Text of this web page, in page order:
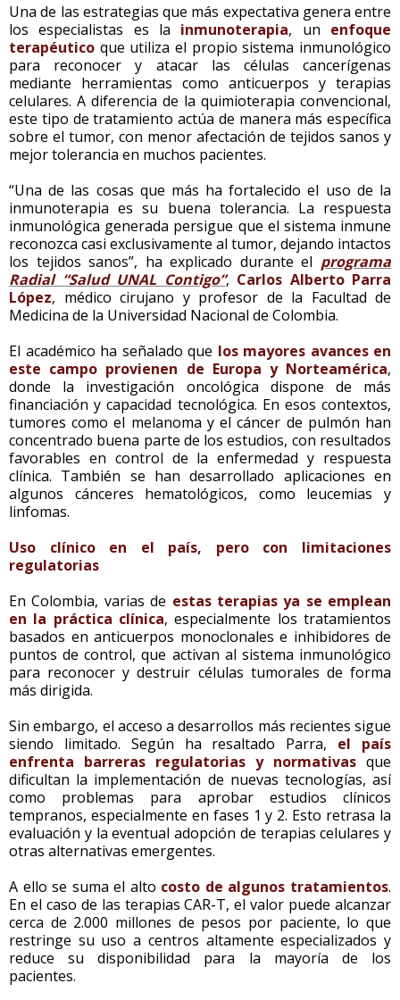
Una de las estrategias que más expectativa genera entre
los especialistas es la inmunoterapia, un enfoque
terapéutico que utiliza el propio sistema inmunológico
para reconocer y atacar las células cancerígenas
mediante herramientas como anticuerpos y terapias
celulares. A diferencia de la quimioterapia convencional,
este tipo de tratamiento actúa de manera más específica
sobre el tumor, con menor afectación de tejidos sanos y
mejor tolerancia en muchos pacientes.
“Una de las cosas que más ha fortalecido el uso de la
inmunoterapia es su buena tolerancia. La respuesta
inmunológica generada persigue que el sistema inmune
reconozca casi exclusivamente al tumor, dejando intactos
los tejidos sanos”, ha explicado durante el programa
Radial “Salud UNAL Contigo”, Carlos Alberto Parra
López, médico cirujano y profesor de la Facultad de
Medicina de la Universidad Nacional de Colombia.
El académico ha señalado que los mayores avances en
este campo provienen de Europa y Norteamérica,
donde la investigación oncológica dispone de más
financiación y capacidad tecnológica. En esos contextos,
tumores como el melanoma y el cáncer de pulmón han
concentrado buena parte de los estudios, con resultados
favorables en control de la enfermedad y respuesta
clínica. También se han desarrollado aplicaciones en
algunos cánceres hematológicos, como leucemias y
linfomas.
Uso clínico en el país, pero con limitaciones
regulatorias
En Colombia, varias de estas terapias ya se emplean
en la práctica clínica, especialmente los tratamientos
basados en anticuerpos monoclonales e inhibidores de
puntos de control, que activan al sistema inmunológico
para reconocer y destruir células tumorales de forma
más dirigida.
Sin embargo, el acceso a desarrollos más recientes sigue
siendo limitado. Según ha resaltado Parra, el país
enfrenta barreras regulatorias y normativas que
dificultan la implementación de nuevas tecnologías, así
como problemas para aprobar estudios clínicos
tempranos, especialmente en fases 1 y 2. Esto retrasa la
evaluación y la eventual adopción de terapias celulares y
otras alternativas emergentes.
A ello se suma el alto costo de algunos tratamientos.
En el caso de las terapias CAR-T, el valor puede alcanzar
cerca de 2.000 millones de pesos por paciente, lo que
restringe su uso a centros altamente especializados y
reduce su disponibilidad para la mayoría de los
pacientes.